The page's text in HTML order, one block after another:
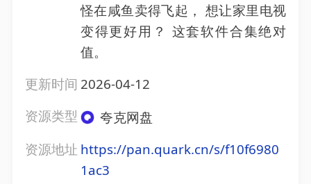
怪在咸鱼卖得飞起， 想让家里电视
变得更好用？ 这套软件合集绝对
值。
更新时间 2026-04-12
资源类型
夸克网盘
资源地址 https://pan.quark.cn/s/f10f6980
1ac3